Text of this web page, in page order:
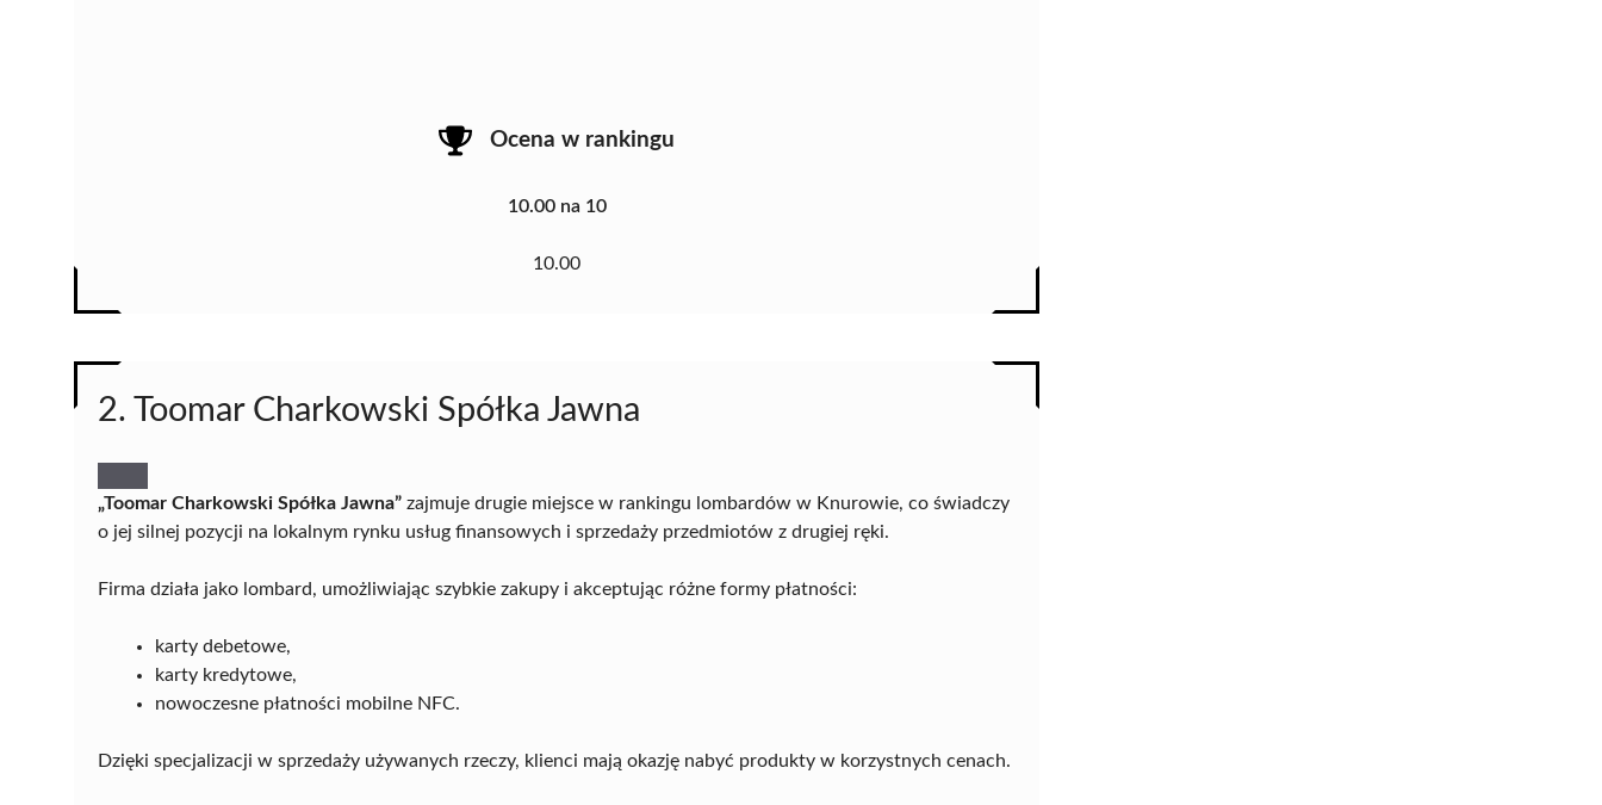
Ocena w rankingu
10.00 na 10
10.00
2. Toomar Charkowski Spółka Jawna
„Toomar Charkowski Spółka Jawna” zajmuje drugie miejsce w rankingu lombardów w Knurowie, co świadczy
o jej silnej pozycji na lokalnym rynku usług finansowych i sprzedaży przedmiotów z drugiej ręki.
Firma działa jako lombard, umożliwiając szybkie zakupy i akceptując różne formy płatności:
karty debetowe,
karty kredytowe,
nowoczesne płatności mobilne NFC.
Dzięki specjalizacji w sprzedaży używanych rzeczy, klienci mają okazję nabyć produkty w korzystnych cenach.